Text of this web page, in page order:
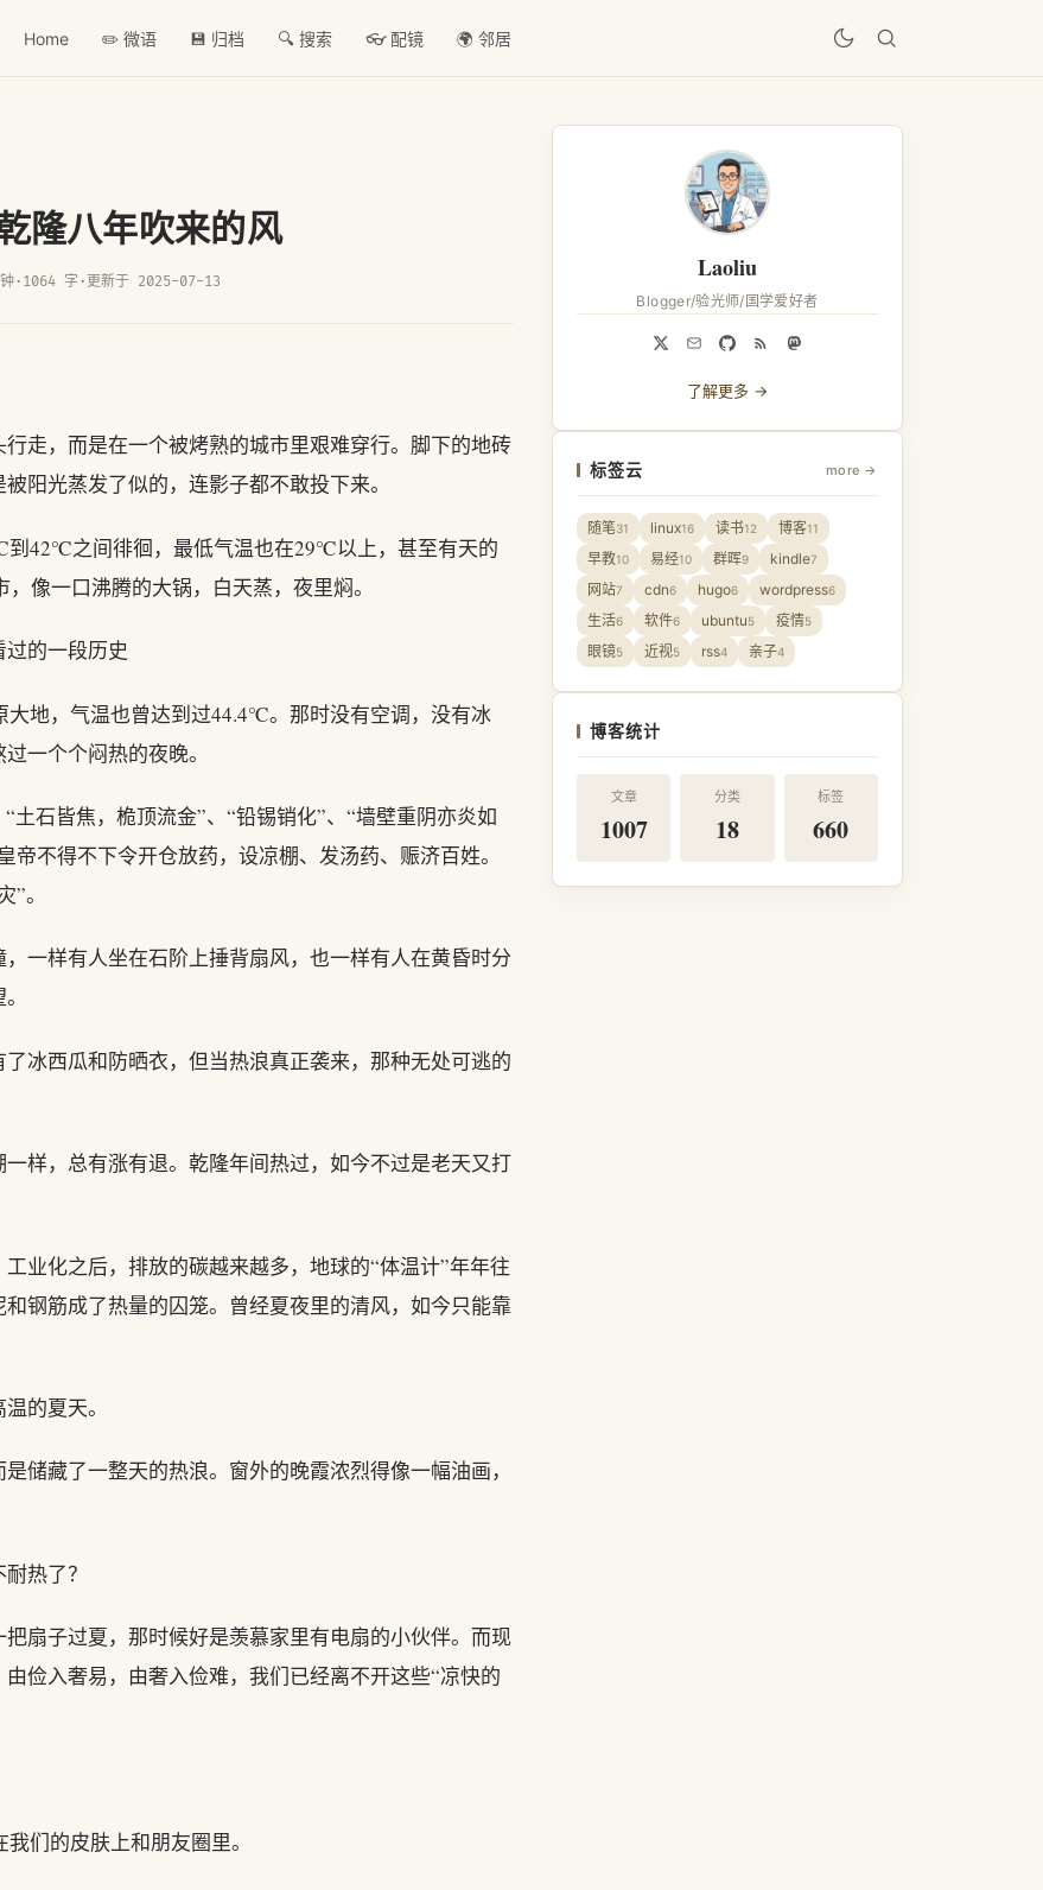
Home ✏️ 微语 💾 归档 🔍 搜索 👓 配镜 🌍 邻居
隆八年吹来的风
· 1064 字 · 更新于 2025-07-13
走，而是在一个被烤熟的城市里艰难穿行。脚下的地砖
阳光蒸发了似的，连影子都不敢投下来。
42℃之间徘徊，最低气温也在29℃以上，甚至有天的
像一口沸腾的大锅，白天蒸，夜里焖。
的一段历史
地，气温也曾达到过44.4℃。那时没有空调，没有冰
一个个闷热的夜晚。
石皆焦，桅顶流金”、“铅锡销化”、“墙壁重阴亦炎如
不得不下令开仓放药，设凉棚、发汤药、赈济百姓。
。
一样有人坐在石阶上捶背扇风，也一样有人在黄昏时分
冰西瓜和防晒衣，但当热浪真正袭来，那种无处可逃的
样，总有涨有退。乾隆年间热过，如今不过是老天又打
业化之后，排放的碳越来越多，地球的“体温计”年年往
钢筋成了热量的囚笼。曾经夏夜里的清风，如今只能靠
的夏天。
储藏了一整天的热浪。窗外的晚霞浓烈得像一幅油画，
热了？
扇子过夏，那时候好是羡慕家里有电扇的小伙伴。而现
俭入奢易，由奢入俭难，我们已经离不开这些“凉快的
们的皮肤上和朋友圈里。
Laoliu
Blogger/验光师/国学爱好者
了解更多 →
标签云 more →
随笔31 linux16 读书12 博客11
早教10 易经10 群晖9 kindle7
网站7 cdn6 hugo6 wordpress6
生活6 软件6 ubuntu5 疫情5
眼镜5 近视5 rss4 亲子4
博客统计
文章
1007
分类
18
标签
660